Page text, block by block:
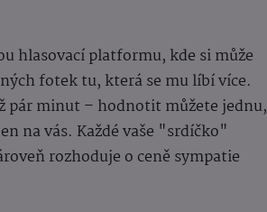
hlasovací platformu, kde si může
fotek tu, která se mu líbí více.
pár minut – hodnotit můžete jednu,
na vás. Každé vaše "srdíčko"
rozhoduje o ceně sympatie